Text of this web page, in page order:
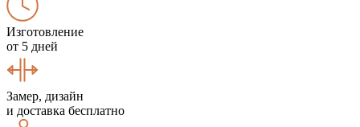
Изготовление
от 5 дней
Замер, дизайн
и доставка бесплатно